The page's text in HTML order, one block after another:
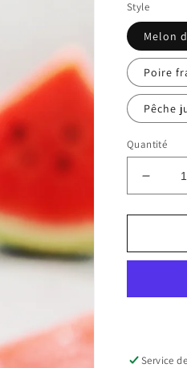
Style
Melon
Poire
Pêche
Quantité
Réduire
la
format
Service